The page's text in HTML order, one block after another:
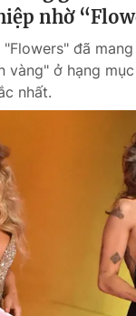
nhờ
"Flowers" đã
vàng" ở hạng
nhất.